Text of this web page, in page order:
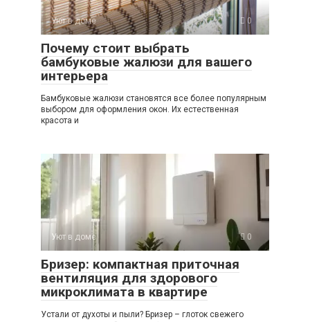
Уют в доме 0
Почему стоит выбрать
бамбуковые жалюзи для вашего
интерьера
Бамбуковые жалюзи становятся все более популярным
выбором для оформления окон. Их естественная
красота и
Уют в доме 0
Бризер: компактная приточная
вентиляция для здорового
микроклимата в квартире
Устали от духоты и пыли? Бризер – глоток свежего